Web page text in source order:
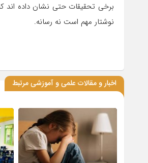
برخی تحقیقات حتی نشان داده اند
نوشتار مهم است نه رسانه.
اخبار و مقالات علمی و آموزشی مرتبط